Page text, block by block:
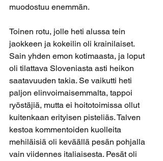
muodostuu enemmän.
Toinen rotu, jolle heti alussa tein
jaokkeen ja kokeilin oli krainilaiset.
Sain yhden emon kotimaasta, ja loput
oli tilattava Sloveniasta asti heikon
saatavuuden takia. Se vaikutti heti
paljon elinvoimaisemmalta, tappoi
ryöstäjiä, mutta ei hoitotoimissa ollut
kuitenkaan erityisen pisteliäs. Talven
kestoa kommentoiden kuolleita
mehiläisiä oli keväällä pesän pohjalla
vain viidennes italiaisesta. Pesät oli